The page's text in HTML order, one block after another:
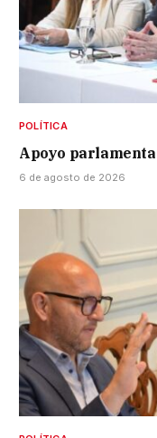
POLÍTICA
Apoyo
6 de agosto de 2026